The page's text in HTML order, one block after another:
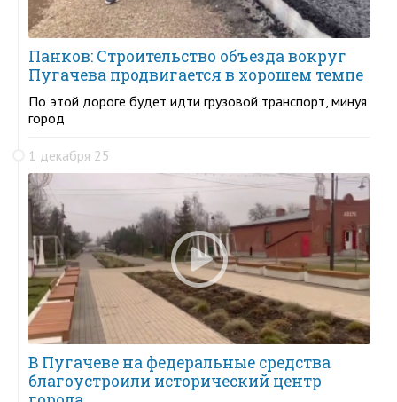
Панков: Строительство объезда вокруг
Пугачева продвигается в хорошем темпе
По этой дороге будет идти грузовой транспорт, минуя
город
1 декабря 25
В Пугачеве на федеральные средства
благоустроили исторический центр